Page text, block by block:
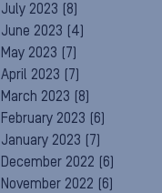
July 2023 (8)
June 2023 (4)
May 2023 (7)
April 2023 (7)
March 2023 (8)
February 2023 (6)
January 2023 (7)
December 2022 (6)
November 2022 (6)